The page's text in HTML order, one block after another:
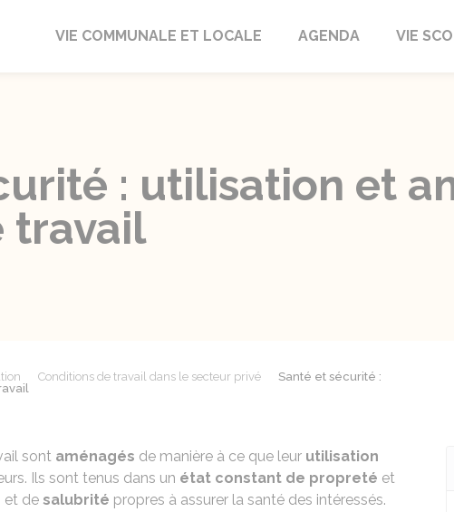
Triac-Lautrait
VIE COMMUNALE ET LOCALE AGENDA VIE
: utilisation et
travail
Conditions de travail dans le secteur privé
Santé et sécurité :
sont aménagés de manière à ce que leur utilisation
Ils sont tenus dans un état constant de propreté et
et de salubrité propres à assurer la santé des intéressés.